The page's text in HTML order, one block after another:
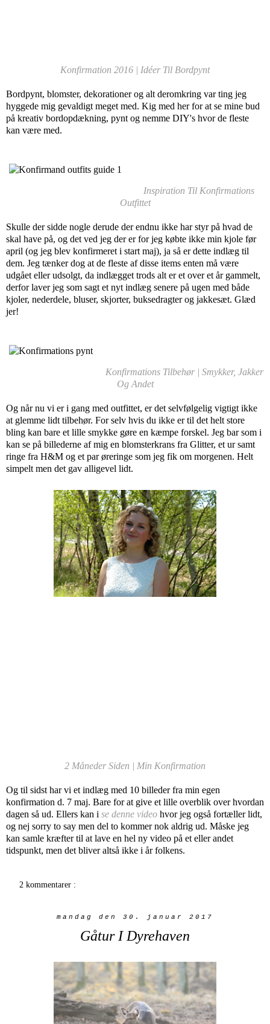
Konfirmation 2016 | Idéer Til Bordpynt
Bordpynt, blomster, dekorationer og alt deromkring var ting jeg
hyggede mig gevaldigt meget med. Kig med her for at se mine bud
på kreativ bordopdækning, pynt og nemme DIY's hvor de fleste
kan være med.
Inspiration Til Konfirmations
Outfittet
Skulle der sidde nogle derude der endnu ikke har styr på hvad de
skal have på, og det ved jeg der er for jeg købte ikke min kjole før
april (og jeg blev konfirmeret i start maj), ja så er dette indlæg til
dem. Jeg tænker dog at de fleste af disse items enten må være
udgået eller udsolgt, da indlægget trods alt er et over et år gammelt,
derfor laver jeg som sagt et nyt indlæg senere på ugen med både
kjoler, nederdele, bluser, skjorter, buksedragter og jakkesæt. Glæd
jer!
Konfirmations Tilbehør | Smykker, Jakker
Og Andet
Og når nu vi er i gang med outfittet, er det selvfølgelig vigtigt ikke
at glemme lidt tilbehør. For selv hvis du ikke er til det helt store
bling kan bare et lille smykke gøre en kæmpe forskel. Jeg bar som i
kan se på billederne af mig en blomsterkrans fra Glitter, et ur samt
ringe fra H&M og et par øreringe som jeg fik om morgenen. Helt
simpelt men det gav alligevel lidt.
2 Måneder Siden | Min Konfirmation
Og til sidst har vi et indlæg med 10 billeder fra min egen
konfirmation d. 7 maj. Bare for at give et lille overblik over hvordan
dagen så ud. Ellers kan i se denne video hvor jeg også fortæller lidt,
og nej sorry to say men del to kommer nok aldrig ud. Måske jeg
kan samle kræfter til at lave en hel ny video på et eller andet
tidspunkt, men det bliver altså ikke i år folkens.
2 kommentarer :
mandag den 30. januar 2017
Gåtur I Dyrehaven